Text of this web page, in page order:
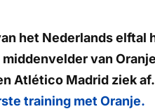
het Nederlands elftal
van
Atlético Madrid ziek af.
training met Oranje.